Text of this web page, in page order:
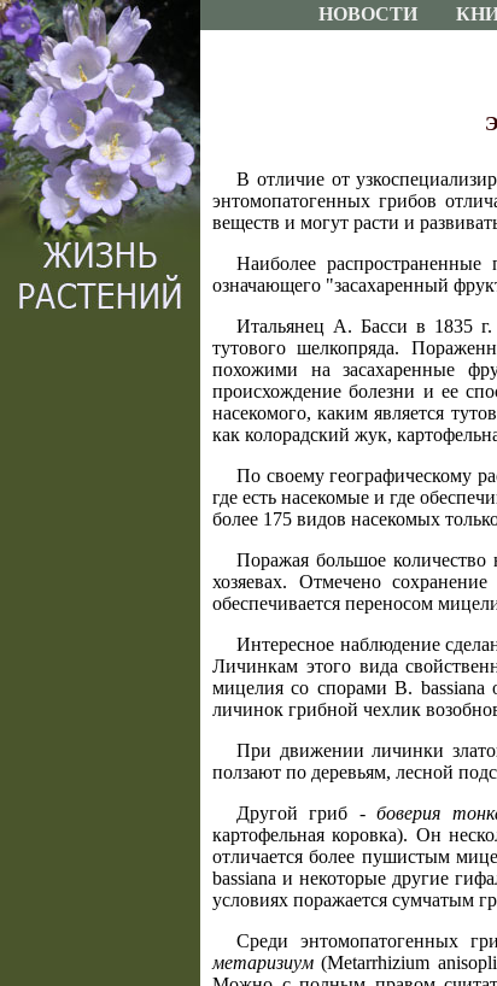
НОВОСТИ
В отличие от
энтомопатогенных грибов
веществ и могут расти и
Наиболее
означающего "засахаренный
Итальянец А. Басси в 1835 г.
тутового шелкопряда.
похожими на засахаренные
происхождение болезни и ее
насекомого, каким является
как колорадский жук,
По своему географическому
где есть насекомые и где
более 175 видов насекомых
Поражая большое количество
хозяевах. Отмечено
обеспечивается переносом
Интересное наблюдение
Личинкам этого вида
мицелия со спорами В. bassiana
личинок грибной чехлик
При движении личинки
ползают по деревьям, лесной
Другой гриб -боверия
картофельная коровка). Он
отличается более пушистым
bassiana и некоторые другие
условиях поражается сумчатым
Среди энтомопатогенных
метаризиум (Metarrhizium